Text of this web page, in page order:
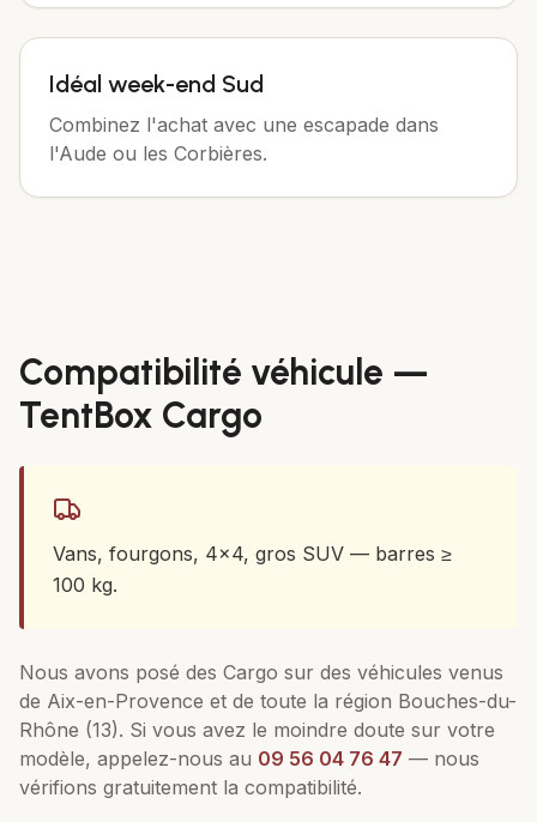
Idéal week-end Sud
Combinez l'achat avec une escapade dans
l'Aude ou les Corbières.
Compatibilité véhicule —
TentBox Cargo
Vans, fourgons, 4x4, gros SUV — barres ≥
100 kg.
Nous avons posé des Cargo sur des véhicules venus
de Aix-en-Provence et de toute la région Bouches-du-
Rhône (13). Si vous avez le moindre doute sur votre
modèle, appelez-nous au 09 56 04 76 47 — nous
vérifions gratuitement la compatibilité.